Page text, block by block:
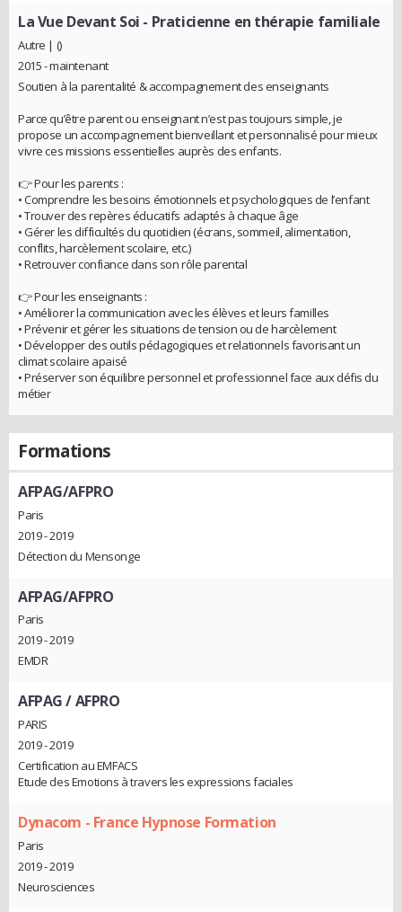
La Vue Devant Soi - Praticienne en thérapie familiale
Autre | ()
2015 - maintenant
Soutien à la parentalité & accompagnement des enseignants
Parce qu’être parent ou enseignant n’est pas toujours simple, je
propose un accompagnement bienveillant et personnalisé pour mieux
vivre ces missions essentielles auprès des enfants.
👉 Pour les parents :
• Comprendre les besoins émotionnels et psychologiques de l’enfant
• Trouver des repères éducatifs adaptés à chaque âge
• Gérer les difficultés du quotidien (écrans, sommeil, alimentation,
conflits, harcèlement scolaire, etc.)
• Retrouver confiance dans son rôle parental
👉 Pour les enseignants :
• Améliorer la communication avec les élèves et leurs familles
• Prévenir et gérer les situations de tension ou de harcèlement
• Développer des outils pédagogiques et relationnels favorisant un
climat scolaire apaisé
• Préserver son équilibre personnel et professionnel face aux défis du
métier
Formations
AFPAG/AFPRO
Paris
2019 - 2019
Détection du Mensonge
AFPAG/AFPRO
Paris
2019 - 2019
EMDR
AFPAG / AFPRO
PARIS
2019 - 2019
Certification au EMFACS
Etude des Emotions à travers les expressions faciales
Dynacom - France Hypnose Formation
Paris
2019 - 2019
Neurosciences